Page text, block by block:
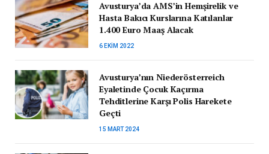
Avusturya’da AMS’in Hemşirelik ve
Hasta Bakıcı Kurslarına Katılanlar
1.400 Euro Maaş Alacak
6 EKIM 2022
Avusturya’nın Niederösterreich
Eyaletinde Çocuk Kaçırma
Tehditlerine Karşı Polis Harekete
Geçti
15 MART 2024